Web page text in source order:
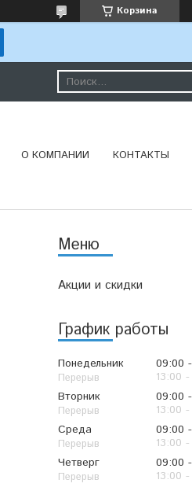
Корзина
О КОМПАНИИ КОНТАКТЫ
Акции и скидки
График работы
Понедельник 09:00
13:00
Вторник
09:00
13:00
Среда
09:00
13:00
Четверг
09:00
13:00